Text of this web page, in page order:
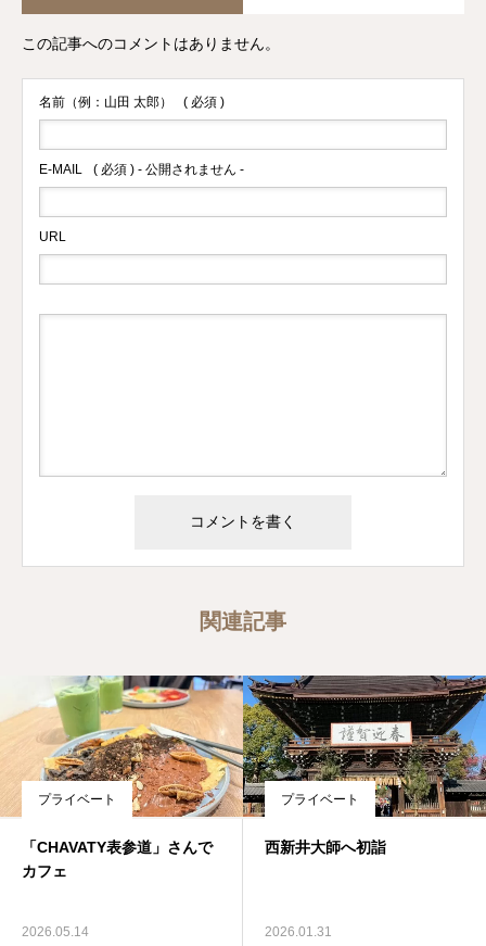
この記事へのコメントはありません。
名前（例：山田 太郎） ( 必須 )
E-MAIL ( 必須 ) - 公開されません -
URL
関連記事
プライベート
「CHAVATY表参道」さんで
カフェ
2026.05.14
プライベート
西新井大師へ初詣
2026.01.31